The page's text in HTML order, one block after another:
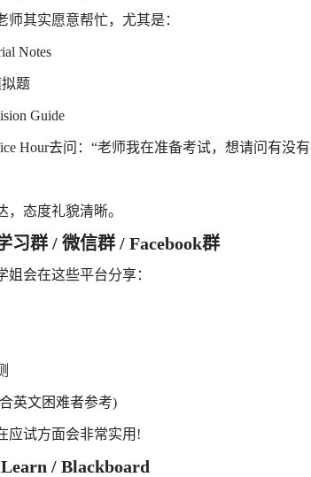
其实愿意帮忙，尤其是：
Notes
题
Guide
去问：“老师我在准备考试，想请问有没
态度礼貌清晰。
群 / 微信群 / Facebook群
会在这些平台分享：
文困难者参考)
试方面会非常实用!
/ Blackboard